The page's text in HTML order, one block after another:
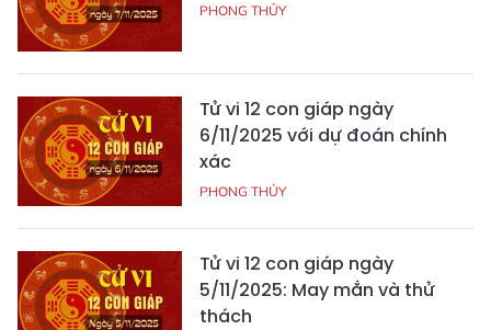
PHONG THỦY
Tử vi 12 con giáp ngày
6/11/2025 với dự đoán chính
xác
PHONG THỦY
Tử vi 12 con giáp ngày
5/11/2025: May mắn và thử
thách